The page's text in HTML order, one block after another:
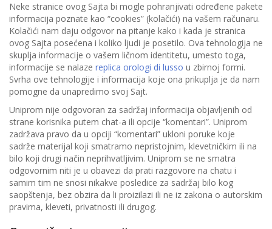
Neke stranice ovog Sajta bi mogle pohranjivati određene pakete
informacija poznate kao “cookies” (kolačići) na vašem računaru.
Kolačići nam daju odgovor na pitanje kako i kada je stranica
ovog Sajta posećena i koliko ljudi je posetilo. Ova tehnologija ne
skuplja informacije o vašem ličnom identitetu, umesto toga,
informacije se nalaze replica orologi di lusso u zbirnoj formi.
Svrha ove tehnologije i informacija koje ona prikuplja je da nam
pomogne da unapredimo svoj Sajt.
Uniprom nije odgovoran za sadržaj informacija objavljenih od
strane korisnika putem chat-a ili opcije “komentari”. Uniprom
zadržava pravo da u opciji “komentari” ukloni poruke koje
sadrže materijal koji smatramo nepristojnim, klevetničkim ili na
bilo koji drugi način neprihvatljivim. Uniprom se ne smatra
odgovornim niti je u obavezi da prati razgovore na chatu i
samim tim ne snosi nikakve posledice za sadržaj bilo kog
saopštenja, bez obzira da li proizilazi ili ne iz zakona o autorskim
pravima, kleveti, privatnosti ili drugog.